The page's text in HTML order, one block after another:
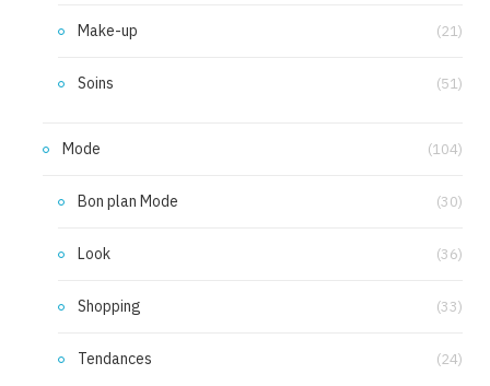
Make-up (21)
Soins (51)
Mode (104)
Bon plan Mode (30)
Look (36)
Shopping (33)
Tendances (24)